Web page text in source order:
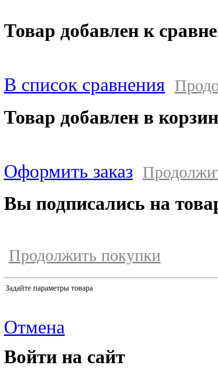
Товар добавлен к
В список сравнения
Товар добавлен в
Оформить заказ
Вы подписались на
Продолжить покупки
Задайте параметры товара
Отмена
Войти на сайт